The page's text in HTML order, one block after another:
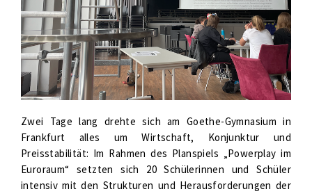
Zwei Tage lang drehte sich am Goethe-Gymnasium in
Frankfurt alles um Wirtschaft, Konjunktur und
Preisstabilität: Im Rahmen des Planspiels „Powerplay im
Euroraum“ setzten sich 20 Schülerinnen und Schüler
intensiv mit den Strukturen und Herausforderungen der